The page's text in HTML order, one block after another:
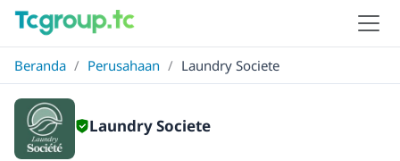
Beranda / Perusahaan / Laundry Societe
Laundry Societe